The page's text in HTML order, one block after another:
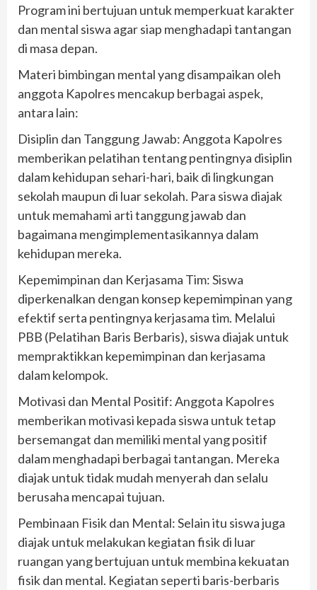
Program ini bertujuan untuk memperkuat karakter
dan mental siswa agar siap menghadapi tantangan
di masa depan.
Materi bimbingan mental yang disampaikan oleh
anggota Kapolres mencakup berbagai aspek,
antara lain:
Disiplin dan Tanggung Jawab: Anggota Kapolres
memberikan pelatihan tentang pentingnya disiplin
dalam kehidupan sehari-hari, baik di lingkungan
sekolah maupun di luar sekolah. Para siswa diajak
untuk memahami arti tanggung jawab dan
bagaimana mengimplementasikannya dalam
kehidupan mereka.
Kepemimpinan dan Kerjasama Tim: Siswa
diperkenalkan dengan konsep kepemimpinan yang
efektif serta pentingnya kerjasama tim. Melalui
PBB (Pelatihan Baris Berbaris), siswa diajak untuk
mempraktikkan kepemimpinan dan kerjasama
dalam kelompok.
Motivasi dan Mental Positif: Anggota Kapolres
memberikan motivasi kepada siswa untuk tetap
bersemangat dan memiliki mental yang positif
dalam menghadapi berbagai tantangan. Mereka
diajak untuk tidak mudah menyerah dan selalu
berusaha mencapai tujuan.
Pembinaan Fisik dan Mental: Selain itu siswa juga
diajak untuk melakukan kegiatan fisik di luar
ruangan yang bertujuan untuk membina kekuatan
fisik dan mental. Kegiatan seperti baris-berbaris